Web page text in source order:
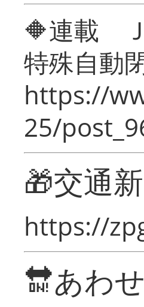
🔶連載
特殊自動
https://
25/
🎁交通
https://
🔛あわ